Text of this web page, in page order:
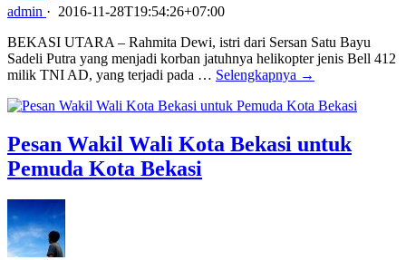
admin · 2016-11-28T19:54:26+07:00
BEKASI UTARA – Rahmita Dewi, istri dari Sersan Satu Bayu
Sadeli Putra yang menjadi korban jatuhnya helikopter jenis Bell 412
milik TNI AD, yang terjadi pada … Selengkapnya →
Pesan Wakil Wali Kota Bekasi untuk
Pemuda Kota Bekasi